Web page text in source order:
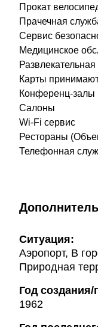
Прокат
Прачечная
Сервис
Медицинское
Карты
Конференц-залы
Салоны
Wi-Fi сервис
Рестораны
Телефонная
Ситуация:
Аэропорт, В
Природная
Год создания/
1962